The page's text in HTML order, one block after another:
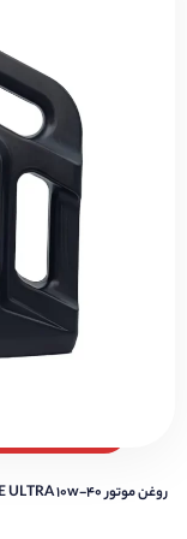
روغن موتور FORTUNE ULTRA 10w-40